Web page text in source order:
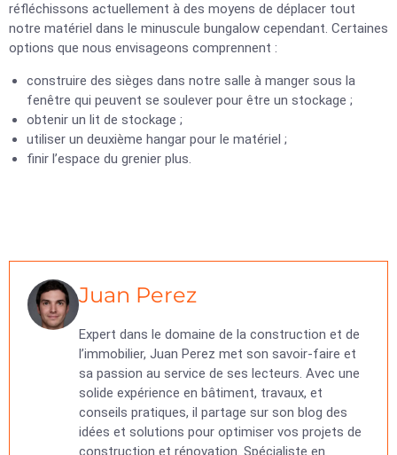
réfléchissons actuellement à des moyens de déplacer tout
notre matériel dans le minuscule bungalow cependant. Certaines
options que nous envisageons comprennent :
construire des sièges dans notre salle à manger sous la
fenêtre qui peuvent se soulever pour être un stockage ;
obtenir un lit de stockage ;
utiliser un deuxième hangar pour le matériel ;
finir l’espace du grenier plus.
Juan Perez
Expert dans le domaine de la construction et de
l’immobilier, Juan Perez met son savoir-faire et
sa passion au service de ses lecteurs. Avec une
solide expérience en bâtiment, travaux, et
conseils pratiques, il partage sur son blog des
idées et solutions pour optimiser vos projets de
construction et rénovation. Spécialiste en